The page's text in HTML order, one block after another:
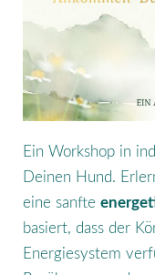
Ein Workshop in
Deinen Hund.
eine sanfte
basiert, dass der
Energiesystem